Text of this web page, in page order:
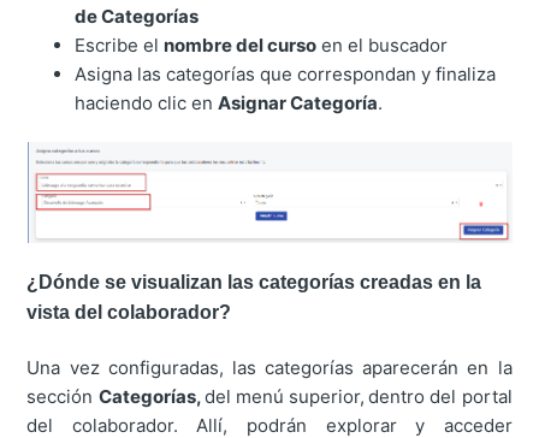
de Categorías
Escribe el nombre del curso en el buscador
Asigna las categorías que correspondan y finaliza
haciendo clic enAsignar Categoría.
¿Dónde se visualizan las categorías creadas en la
vista del colaborador?
Una vez configuradas, las categorías aparecerán en la
sección Categorías,del menú superior, dentro del portal
del colaborador. Allí, podrán explorar y acceder